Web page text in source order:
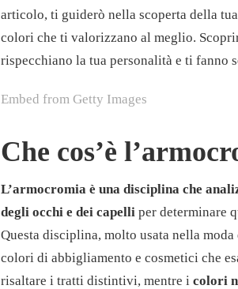
articolo, ti guiderò nella scoperta della tua
colori che ti valorizzano al meglio.
rispecchiano la tua personalità e ti fanno
Embed from Getty Images
Che cos’è
L’armocromia è una disciplina che
degli occhi e dei capelli per determinare
Questa disciplina, molto usata nella
colori di abbigliamento e cosmetici che
risaltare i tratti distintivi, mentre i colori